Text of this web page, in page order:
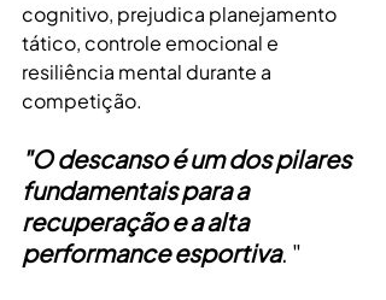
cognitivo, prejudica planejamento
tático, controle emocional e
resiliência mental durante a
competição.
"O descanso é um dos pilares
fundamentais para a
recuperação e a alta
performance esportiva. "